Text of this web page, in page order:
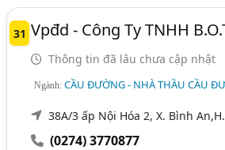
31 Vpđd - Công Ty TNHH
Thông tin đã lâu chưa cập nhật
Ngành:CẦU ĐƯỜNG - NHÀ THẦU CẦU
38A/3 ấp Nội Hóa 2, X. Bình
(0274) 3770877